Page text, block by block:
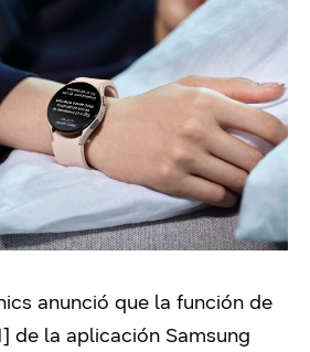
anunció que la función de
de la aplicación Samsung